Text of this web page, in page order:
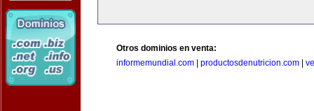
Otros dominios en venta:
informemundial.com
productosdenutricion.com